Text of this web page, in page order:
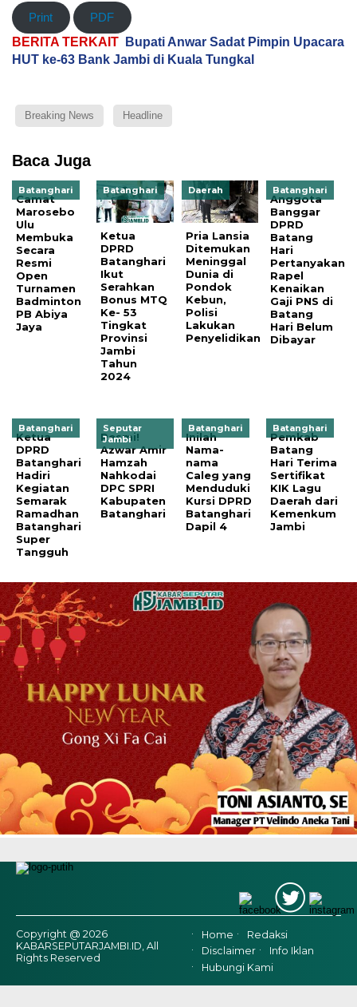
Print PDF
BERITA TERKAIT
Bupati Anwar Sadat Pimpin Upacara
HUT ke-63 Bank Jambi di Kuala Tungkal
Breaking News Headline
Baca Juga
Batanghari
Camat
Marosebo
Ulu
Membuka
Secara
Resmi
Open
Turnamen
Badminton
PB Abiya
Jaya
Batanghari
Ketua
DPRD
Batanghari
Ikut
Serahkan
Bonus MTQ
Ke- 53
Tingkat
Provinsi
Jambi
Tahun
2024
Daerah
Pria Lansia
Ditemukan
Meninggal
Dunia di
Pondok
Kebun,
Polisi
Lakukan
Penyelidikan
Batanghari
Anggota
Banggar
DPRD
Batang
Hari
Pertanyakan
Rapel
Kenaikan
Gaji PNS di
Batang
Hari Belum
Dibayar
Batanghari
Ketua
DPRD
Batanghari
Hadiri
Kegiatan
Semarak
Ramadhan
Batanghari
Super
Tangguh
Seputar
Jambi
Resmi!
Azwar Amir
Hamzah
Nahkodai
DPC SPRI
Kabupaten
Batanghari
Batanghari
Inilah
Nama-
nama
Caleg yang
Menduduki
Kursi DPRD
Batanghari
Dapil 4
Batanghari
Pemkab
Batang
Hari Terima
Sertifikat
KIK Lagu
Daerah dari
Kemenkum
Jambi
Copyright @ 2026
KABARSEPUTARJAMBI.ID, All
Rights Reserved
Home
Redaksi
Disclaimer
Info Iklan
Hubungi Kami